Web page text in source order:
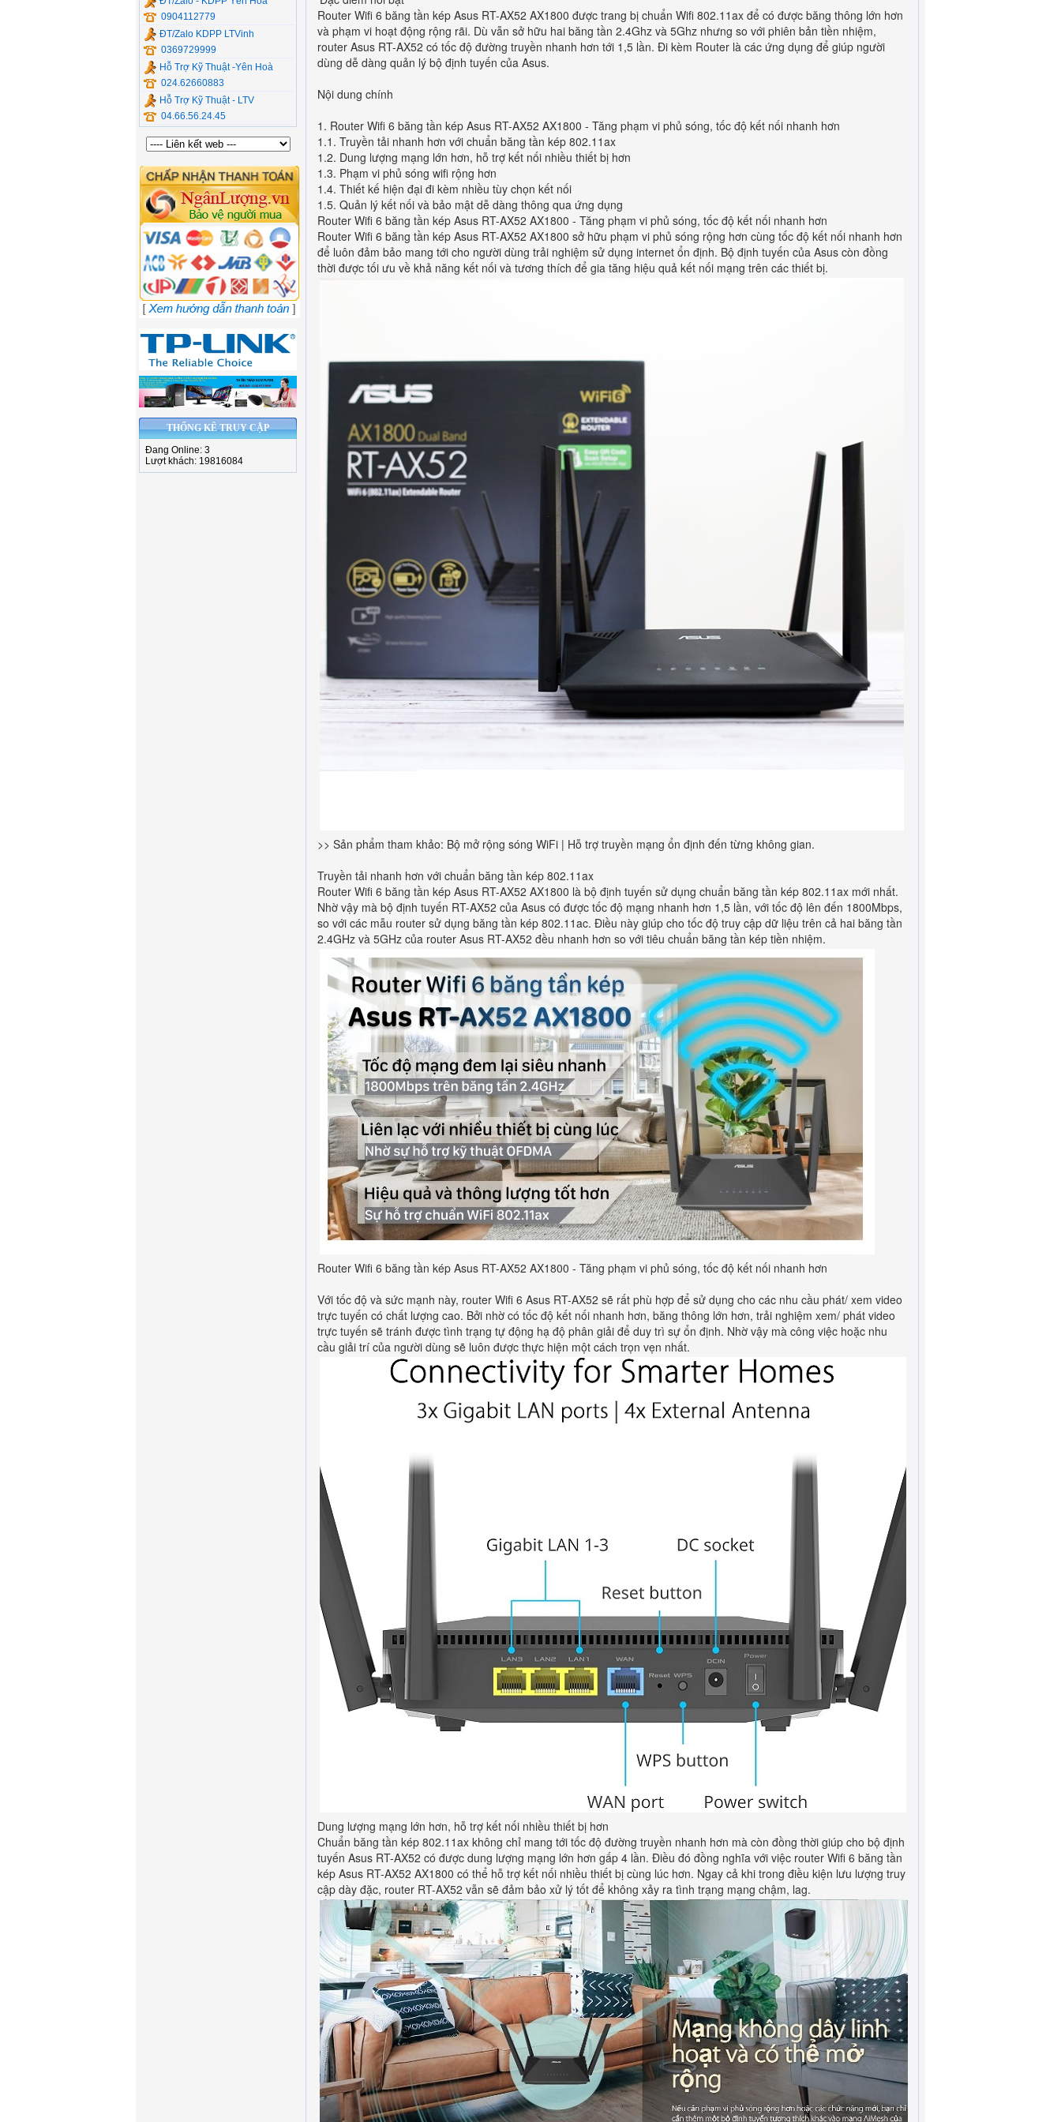
0904112779
ĐT/Zalo KDPP LTVinh
0369729999
Hỗ Trợ Kỹ Thuật -Yên Hoà
024.62660883
Hỗ Trợ Kỹ Thuật - LTV
04.66.56.24.45
THỐNG KÊ TRUY CẬP
Đang Online: 3
Lượt khách: 19816084
Router Wifi 6 băng tần kép Asus RT-AX52 AX1800 được trang bị chuẩn Wifi 802.11ax để có được băng thông lớn hơn
và phạm vi hoạt động rộng rãi. Dù vẫn sở hữu hai băng tần 2.4Ghz và 5Ghz nhưng so với phiên bản tiền nhiệm,
router Asus RT-AX52 có tốc độ đường truyền nhanh hơn tới 1,5 lần. Đi kèm Router là các ứng dụng để giúp người
dùng dễ dàng quản lý bộ định tuyến của Asus.
Nội dung chính
1. Router Wifi 6 băng tần kép Asus RT-AX52 AX1800 - Tăng phạm vi phủ sóng, tốc độ kết nối nhanh hơn
1.1. Truyền tải nhanh hơn với chuẩn băng tần kép 802.11ax
1.2. Dung lượng mạng lớn hơn, hỗ trợ kết nối nhiều thiết bị hơn
1.3. Phạm vi phủ sóng wifi rộng hơn
1.4. Thiết kế hiện đại đi kèm nhiều tùy chọn kết nối
1.5. Quản lý kết nối và bảo mật dễ dàng thông qua ứng dụng
Router Wifi 6 băng tần kép Asus RT-AX52 AX1800 - Tăng phạm vi phủ sóng, tốc độ kết nối nhanh hơn
Router Wifi 6 băng tần kép Asus RT-AX52 AX1800 sở hữu phạm vi phủ sóng rộng hơn cùng tốc độ kết nối nhanh hơn
để luôn đảm bảo mang tới cho người dùng trải nghiệm sử dụng internet ổn định. Bộ định tuyến của Asus còn đồng
thời được tối ưu về khả năng kết nối và tương thích để gia tăng hiệu quả kết nối mạng trên các thiết bị.
>> Sản phẩm tham khảo: Bộ mở rộng sóng WiFi | Hỗ trợ truyền mạng ổn định đến từng không gian.
Truyền tải nhanh hơn với chuẩn băng tần kép 802.11ax
Router Wifi 6 băng tần kép Asus RT-AX52 AX1800 là bộ định tuyến sử dụng chuẩn băng tần kép 802.11ax mới nhất.
Nhờ vậy mà bộ định tuyến RT-AX52 của Asus có được tốc độ mạng nhanh hơn 1,5 lần, với tốc độ lên đến 1800Mbps,
so với các mẫu router sử dụng băng tần kép 802.11ac. Điều này giúp cho tốc độ truy cập dữ liệu trên cả hai băng tần
2.4GHz và 5GHz của router Asus RT-AX52 đều nhanh hơn so với tiêu chuẩn băng tần kép tiền nhiệm.
Router Wifi 6 băng tần kép Asus RT-AX52 AX1800 - Tăng phạm vi phủ sóng, tốc độ kết nối nhanh hơn
Với tốc độ và sức mạnh này, router Wifi 6 Asus RT-AX52 sẽ rất phù hợp để sử dụng cho các nhu cầu phát/ xem video
trực tuyến có chất lượng cao. Bởi nhờ có tốc độ kết nối nhanh hơn, băng thông lớn hơn, trải nghiệm xem/ phát video
trực tuyến sẽ tránh được tình trạng tự động hạ độ phân giải để duy trì sự ổn định. Nhờ vậy mà công việc hoặc nhu
cầu giải trí của người dùng sẽ luôn được thực hiện một cách trọn vẹn nhất.
Dung lượng mạng lớn hơn, hỗ trợ kết nối nhiều thiết bị hơn
Chuẩn băng tần kép 802.11ax không chỉ mang tới tốc độ đường truyền nhanh hơn mà còn đồng thời giúp cho bộ định
tuyến Asus RT-AX52 có được dung lượng mạng lớn hơn gấp 4 lần. Điều đó đồng nghĩa với việc router Wifi 6 băng tần
kép Asus RT-AX52 AX1800 có thể hỗ trợ kết nối nhiều thiết bị cùng lúc hơn. Ngay cả khi trong điều kiện lưu lượng truy
cập dày đặc, router RT-AX52 vẫn sẽ đảm bảo xử lý tốt để không xảy ra tình trạng mạng chậm, lag.